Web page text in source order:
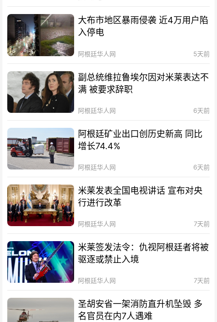
大布市地区暴雨侵袭 近4万用户陷
入停电
阿根廷华人网 5天前
副总统维拉鲁埃尔因对米莱表达不
满 被要求辞职
阿根廷华人网 6天前
阿根廷矿业出口创历史新高 同比
增长74.4%
阿根廷华人网 6天前
米莱发表全国电视讲话 宣布对央
行进行改革
阿根廷华人网 7天前
米莱签发法令：仇视阿根廷者将被
驱逐或禁止入境
阿根廷华人网 7天前
圣胡安省一架消防直升机坠毁 多
名官员在内7人遇难